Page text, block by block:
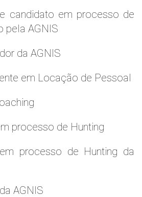
candidato em processo de
pela AGNIS
da AGNIS
em Locação de Pessoal
processo de Hunting
processo de Hunting da
AGNIS